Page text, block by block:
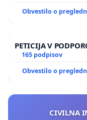
Obvestilo o
PETICIJA V
165 podpisov
Obvestilo o
CIVILNA